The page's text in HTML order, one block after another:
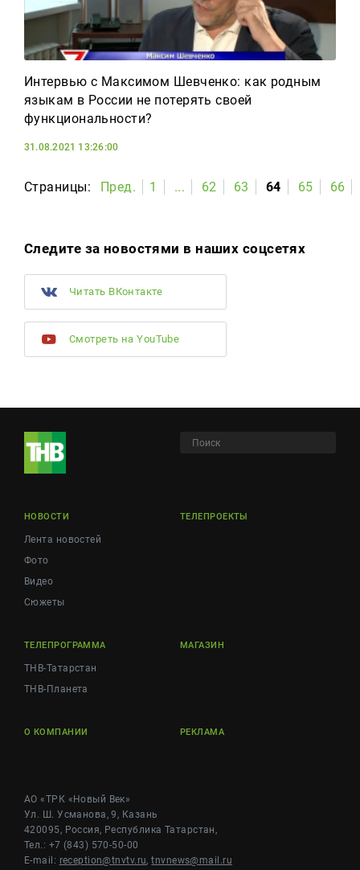
Интервью с Максимом Шевченко: как родным
языкам в России не потерять своей
функциональности?
31.08.2021 13:26:00
Страницы: Пред. 1 ... 62 63 64 65 66
Следите за новостями в наших соцсетях
Читать ВКонтакте
Смотреть на YouTube
НОВОСТИ
Лента новостей
Фото
Видео
Сюжеты
ТЕЛЕПРОЕКТЫ
ТЕЛЕПРОГРАММА
ТНВ-Татарстан
ТНВ-Планета
МАГАЗИН
О КОМПАНИИ РЕКЛАМА
АО «ТРК «Новый Век»
Ул. Ш. Усманова, 9, Казань
420095, Россия, Республика Татарстан,
Тел.: +7 (843) 570-50-00
E-mail: reception@tnvtv.ru,tnvnews@mail.ru